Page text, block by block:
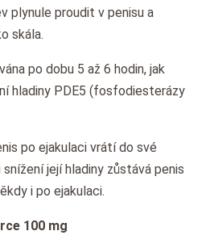
plynule proudit v penisu a
skála.
po dobu 5 až 6 hodin, jak
hladiny PDE5 (fosfodiesterázy
po ejakulaci vrátí do své
její hladiny zůstává penis
i po ejakulaci.
100 mg